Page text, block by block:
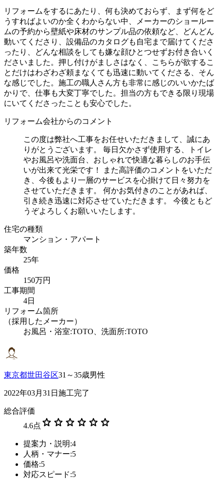
リフォームをするにあたり、何も決めておらず、まず何をど
うすればよいのか全くわからない中、メーカーのショールー
ムの予約から壁紙や床材のサンプル品の依頼など、どんどん
動いてくださり、設備品のカタログも自宅まで届けてくださ
ったり、どんな相談をしても嫌な顔ひとつせずお付き合いく
ださいました。押し付けがましさはなく、こちらが欲するこ
とだけはわざわざ頼まなくても迅速に動いてくださる、そん
な感じでした。施工の職人さん方も非常に感じのいいかたば
かりで、仕事も大変丁寧でした。担当の方もできる限り現場
にいてくださったことも安心でした。
リフォーム会社からのコメント
この度は弊社へ工事をお任せいただきまして、誠にあ
りがとうございます。 毎日欠かさず使用する、トイレ
やお風呂や洗面台、おしゃれで快適な暮らしのお手伝
いが出来て光栄です！ また高評価のコメントをいただ
き、今後もより一層のサービスを心掛けて日々努力を
させていただきます。 何かお気付きのことがあれば、
引き続き迅速に対応させていただきます。 今後ともど
うぞよろしくお願いいたします。
住宅の種類
マンション・アパート
築年数
25年
価格
150万円
工事期間
4日
リフォーム箇所
（採用したメーカー）
お風呂・浴室:TOTO、洗面所:TOTO
東京都世田谷区31～35歳男性
2022年03月31日施工完了
総合評価
4.6点 star star star star star star
提案力・説明:4
人柄・マナー:5
価格:5
対応スピード:5